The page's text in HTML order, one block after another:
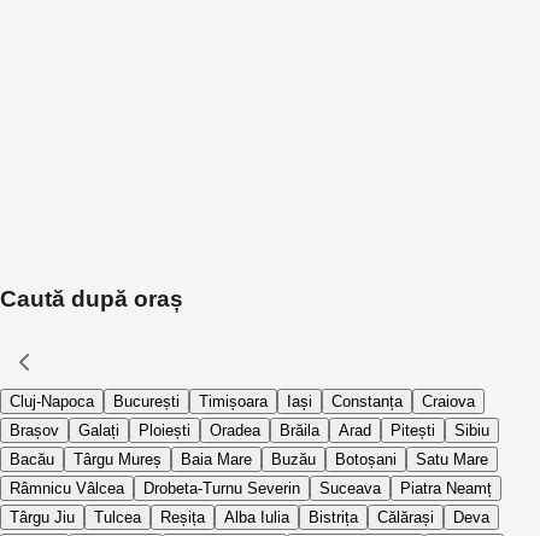
Caută după oraș
Cluj-Napoca București Timișoara Iași Constanța
Craiova
Brașov
Galați Ploiești Oradea Brăila Arad Pitești
Sibiu
Bacău
Târgu Mureș Baia Mare Buzău Botoșani
Satu Mare
Râmnicu Vâlcea
Drobeta-Turnu Severin Suceava
Piatra Neamț
Târgu Jiu
Tulcea Reșița Alba Iulia Bistrița Călărași
Deva